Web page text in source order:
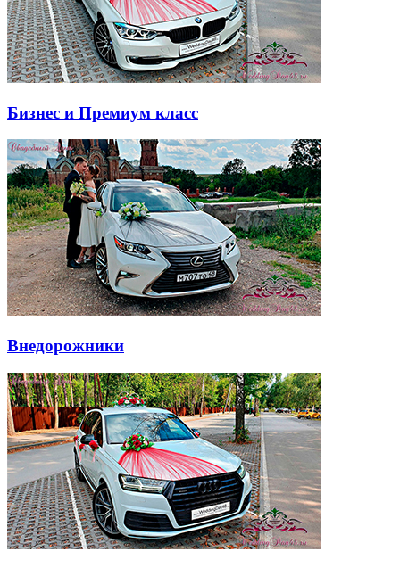
Бизнес и Премиум класс
Внедорожники